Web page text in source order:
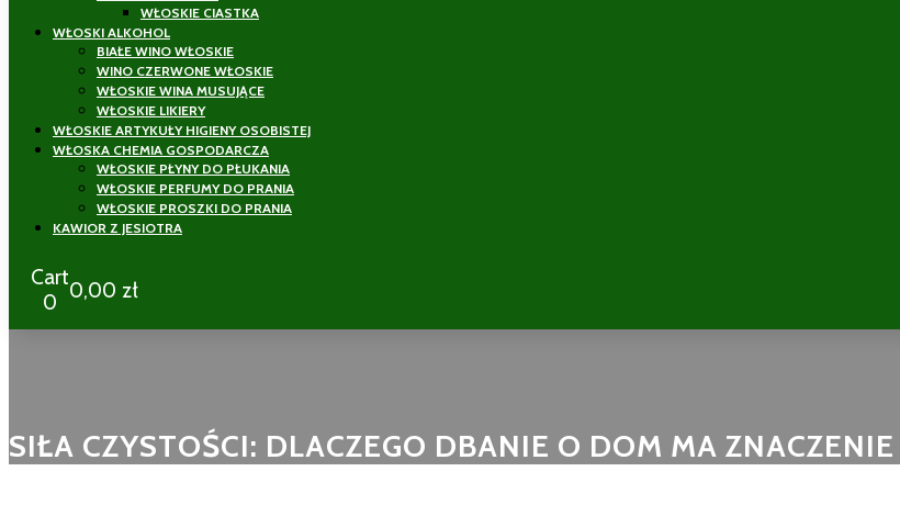
WŁOSKIE CIASTKA
WŁOSKI ALKOHOL
BIAŁE WINO WŁOSKIE
WINO CZERWONE WŁOSKIE
WŁOSKIE WINA MUSUJĄCE
WŁOSKIE LIKIERY
WŁOSKIE ARTYKUŁY HIGIENY OSOBISTEJ
WŁOSKA CHEMIA GOSPODARCZA
WŁOSKIE PŁYNY DO PŁUKANIA
WŁOSKIE PERFUMY DO PRANIA
WŁOSKIE PROSZKI DO PRANIA
KAWIOR Z JESIOTRA
Cart
0 0,00 zł
SIŁA CZYSTOŚCI: DLACZEGO DBANIE O DOM MA ZNACZENIE